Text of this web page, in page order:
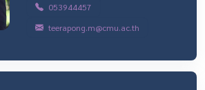
053944457
teerapong.m@cmu.ac.th